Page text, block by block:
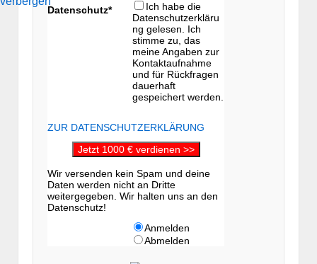
Datenschutz*
Ich habe die
Datenschutzerkläru
ng gelesen. Ich
stimme zu, das
meine Angaben zur
Kontaktaufnahme
und für Rückfragen
dauerhaft
gespeichert werden.
ZUR DATENSCHUTZERKLÄRUNG
Jetzt 1000 € verdienen >>
Wir versenden kein Spam und deine
Daten werden nicht an Dritte
weitergegeben. Wir halten uns an den
Datenschutz!
Anmelden
Abmelden